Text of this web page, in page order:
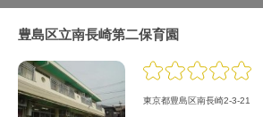
豊島区立南長崎第二保育園
東京都豊島区南長崎2-3-21